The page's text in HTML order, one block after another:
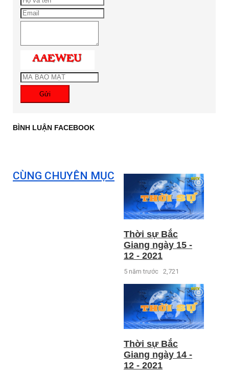
Gửi
BÌNH LUẬN FACEBOOK
CÙNG CHUYÊN MỤC
Thời sự Bắc
Giang ngày 15 -
12 - 2021
5 năm trước 2,721
Thời sự Bắc
Giang ngày 14 -
12 - 2021